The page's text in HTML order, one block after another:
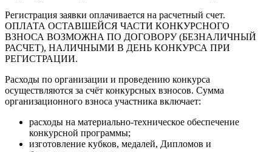
Регистрация заявки оплачивается на расчетный счет.
ОПЛАТА ОСТАВШЕЙСЯ ЧАСТИ КОНКУРСНОГО
ВЗНОСА ВОЗМОЖНА ПО ДОГОВОРУ (БЕЗНАЛИЧНЫЙ
РАСЧЕТ), НАЛИЧНЫМИ В ДЕНЬ КОНКУРСА ПРИ
РЕГИСТРАЦИИ.
Расходы по организации и проведению конкурса
осуществляются за счёт конкурсных взносов. Сумма
организационного взноса участника включает:
расходы на материально-техническое обеспечение
конкурсной программы;
изготовление кубков, медалей, Дипломов и